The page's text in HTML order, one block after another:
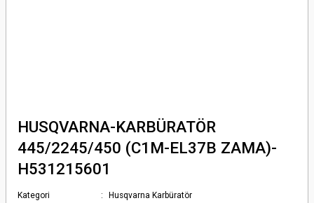
HUSQVARNA-KARBÜRATÖR
445/2245/450 (C1M-EL37B ZAMA)-
H531215601
Kategori
Husqvarna Karbüratör